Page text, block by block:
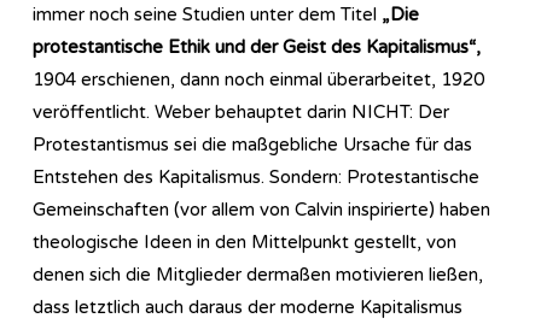
immer noch seine Studien unter dem Titel „Die
protestantische Ethik und der Geist des Kapitalismus“,
1904 erschienen, dann noch einmal überarbeitet, 1920
veröffentlicht. Weber behauptet darin NICHT: Der
Protestantismus sei die maßgebliche Ursache für das
Entstehen des Kapitalismus. Sondern: Protestantische
Gemeinschaften (vor allem von Calvin inspirierte) haben
theologische Ideen in den Mittelpunkt gestellt, von
denen sich die Mitglieder dermaßen motivieren ließen,
dass letztlich auch daraus der moderne Kapitalismus